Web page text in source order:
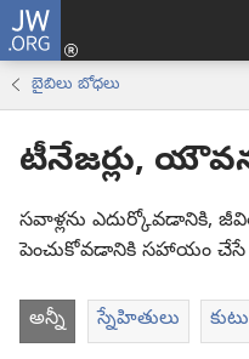
JW.ORG
బైబిలు బోధలు
టీనేజర్లు,
సవాళ్లను ఎదుర్కోవడానికి,
పెంచుకోవడానికి సహాయం చేసే
అన్నీ స్నేహితులు